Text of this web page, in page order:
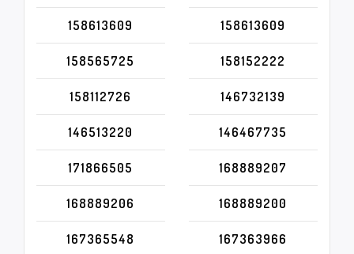
158613609 158613609
158565725 158152222
158112726 146732139
146513220 146467735
171866505 168889207
168889206 168889200
167365548 167363966